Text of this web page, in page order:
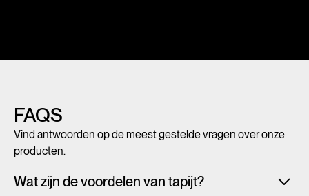
FAQS
Vind antwoorden op de meest gestelde vragen over onze
producten.
Wat zijn de voordelen van tapijt?